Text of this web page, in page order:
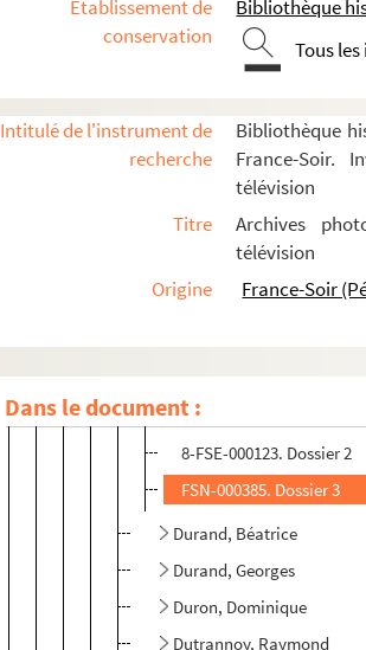
Etablissement de
conservation
Bibliothèque
Tous
Intitulé de l'instrument de
recherche
Bibliothèque
France-Soir.
télévision
Titre
Archives
télévision
Origine
France-Soir
Dans le document :
Dubillon, Marie-Françoise
Dubin, Marie-Claude
Duclos, Véronique
FSE-005194. Ducrot, Paule
Dumesnil Jean-Charles
Dunan, Michel
Dunan, René
8-FSE-000121. Dumont, Jean
FSE-005197. Dossier 1
8-FSE-000123. Dossier 2
FSN-000385. Dossier 3
Durand, Béatrice
Durand, Georges
Duron, Dominique
Dutrannoy, Raymond